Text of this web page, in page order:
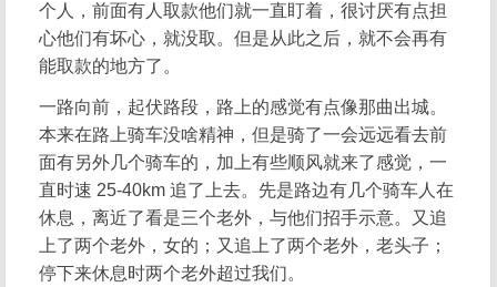
个人，前面有人取款他们就一直盯着，很讨厌有点担
心他们有坏心，就没取。但是从此之后，就不会再有
能取款的地方了。
一路向前，起伏路段，路上的感觉有点像那曲出城。
本来在路上骑车没啥精神，但是骑了一会远远看去前
面有另外几个骑车的，加上有些顺风就来了感觉，一
直时速 25-40km 追了上去。先是路边有几个骑车人在
休息，离近了看是三个老外，与他们招手示意。又追
上了两个老外，女的；又追上了两个老外，老头子；
停下来休息时两个老外超过我们。